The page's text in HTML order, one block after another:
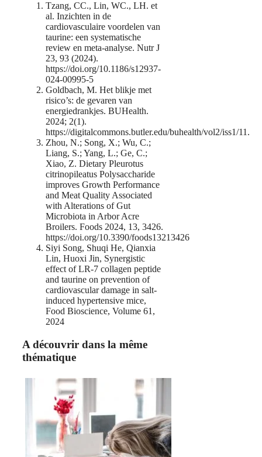
Tzang, CC., Lin, WC., LH. et
al. Inzichten in de
cardiovasculaire voordelen van
taurine: een systematische
review en meta-analyse. Nutr J
23, 93 (2024).
https://doi.org/10.1186/s12937-
024-00995-5
Goldbach, M. Het blikje met
risico’s: de gevaren van
energiedrankjes. BUHealth.
2024; 2(1).
https://digitalcommons.butler.edu/buhealth/vol2/iss1/11.
Zhou, N.; Song, X.; Wu, C.;
Liang, S.; Yang, L.; Ge, C.;
Xiao, Z. Dietary Pleurotus
citrinopileatus Polysaccharide
improves Growth Performance
and Meat Quality Associated
with Alterations of Gut
Microbiota in Arbor Acre
Broilers. Foods 2024, 13, 3426.
https://doi.org/10.3390/foods13213426
Siyi Song, Shuqi He, Qianxia
Lin, Huoxi Jin, Synergistic
effect of LR-7 collagen peptide
and taurine on prevention of
cardiovascular damage in salt-
induced hypertensive mice,
Food Bioscience, Volume 61,
2024
A découvrir dans la même
thématique